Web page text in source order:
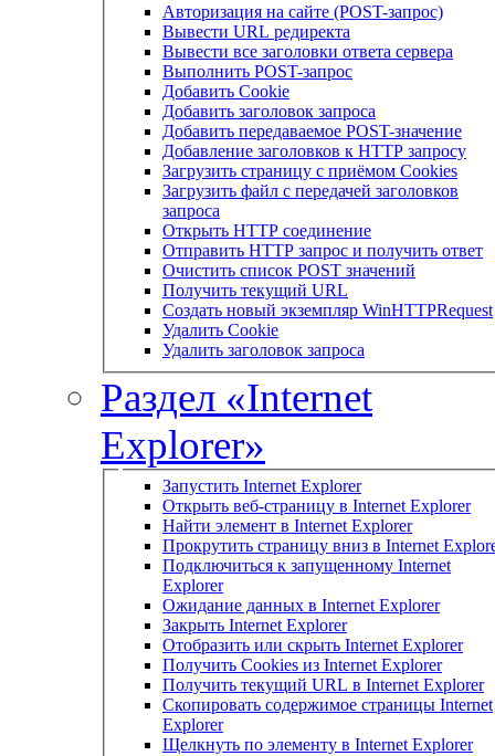
Авторизация на сайте (POST-запрос)
Вывести URL редиректа
Вывести все заголовки ответа сервера
Выполнить POST-запрос
Добавить Cookie
Добавить заголовок запроса
Добавить передаваемое POST-значение
Добавление заголовков к HTTP запросу
Загрузить страницу с приёмом Cookies
Загрузить файл с передачей заголовков
запроса
Открыть HTTP соединение
Отправить HTTP запрос и получить ответ
Очистить список POST значений
Получить текущий URL
Создать новый экземпляр WinHTTPRequest
Удалить Cookie
Удалить заголовок запроса
Раздел «Internet
Explorer»
Запустить Internet Explorer
Открыть веб-страницу в Internet Explorer
Найти элемент в Internet Explorer
Прокрутить страницу вниз в Internet
Подключиться к запущенному Internet
Explorer
Ожидание данных в Internet Explorer
Закрыть Internet Explorer
Отобразить или скрыть Internet Explorer
Получить Cookies из Internet Explorer
Получить текущий URL в Internet Explorer
Скопировать содержимое страницы Internet
Explorer
Щелкнуть по элементу в Internet Explorer